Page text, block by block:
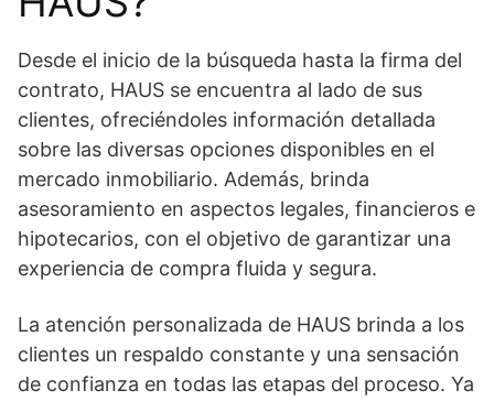
Desde el inicio de la búsqueda hasta la firma del
contrato, HAUS se encuentra al lado de sus
clientes, ofreciéndoles información detallada
sobre las diversas opciones disponibles en el
mercado inmobiliario. Además, brinda
asesoramiento en aspectos legales, financieros e
hipotecarios, con el objetivo de garantizar una
experiencia de compra fluida y segura.
La atención personalizada de HAUS brinda a los
clientes un respaldo constante y una sensación
de confianza en todas las etapas del proceso. Ya